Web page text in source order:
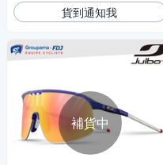
貨到通知我
補貨中